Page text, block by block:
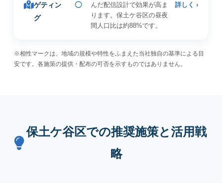
ゲティン
グ
◯
んだ配信設計で効果が高ま
ります。保土ケ谷区の昼夜
間人口比は約88%です。
詳しく ›
※相性マークは、地域の規模や特性をふまえた当社独自の基準による目
安です。各施策の提供・配布の可否を示すものではありません。
保土ケ谷区での推奨施策と活用戦
略